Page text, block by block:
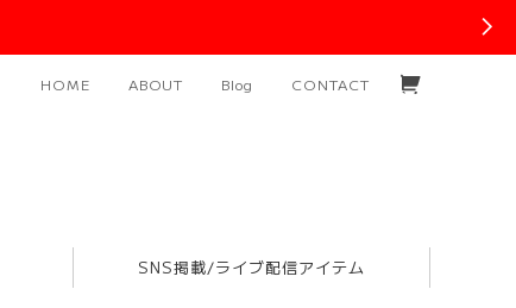
HOME ABOUT Blog CONTACT
SNS掲載/ライブ配信アイテム